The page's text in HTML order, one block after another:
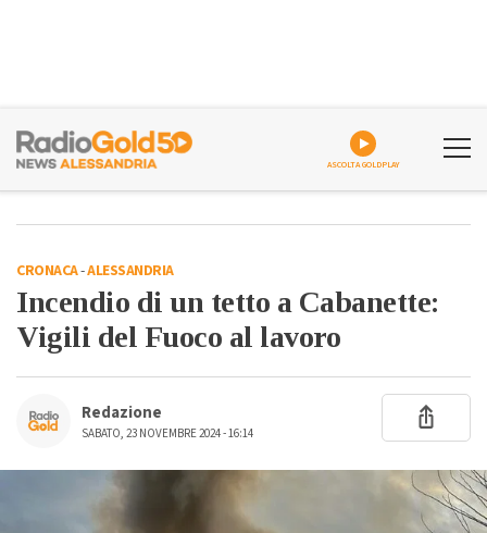
ASCOLTA GOLDPLAY
CRONACA-ALESSANDRIA
Incendio di un tetto a Cabanette:
Vigili del Fuoco al lavoro
Redazione
SABATO, 23 NOVEMBRE 2024 - 16:14